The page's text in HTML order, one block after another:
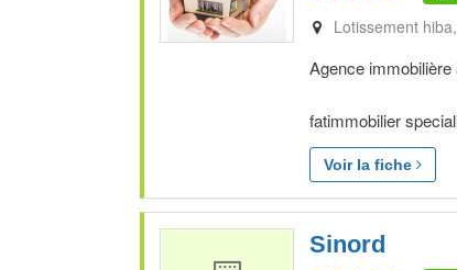
Lotissement hiba
Agence immobilière
fatimmobilier
Voir la fiche
Sinord